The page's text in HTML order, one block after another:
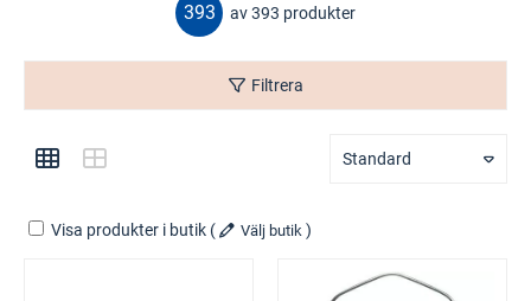
393 av 393 produkter
Filtrera
Standard
Visa produkter i butik ( Välj butik )